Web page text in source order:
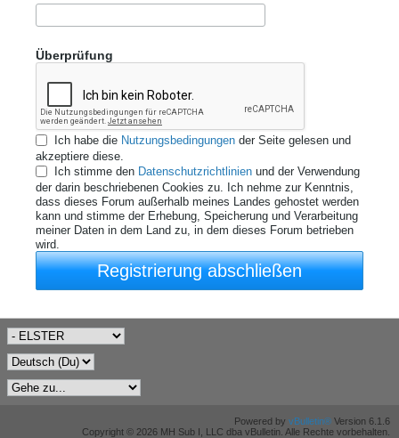
Überprüfung
Ich habe die Nutzungsbedingungen der Seite gelesen und
akzeptiere diese.
Ich stimme den Datenschutzrichtlinien und der Verwendung
der darin beschriebenen Cookies zu. Ich nehme zur Kenntnis,
dass dieses Forum außerhalb meines Landes gehostet werden
kann und stimme der Erhebung, Speicherung und Verarbeitung
meiner Daten in dem Land zu, in dem dieses Forum betrieben
wird.
Registrierung abschließen
Powered by vBulletin® Version 6.1.6
Copyright © 2026 MH Sub I, LLC dba vBulletin. Alle Rechte vorbehalten.